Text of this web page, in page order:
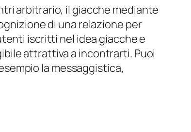
arbitrario, il giacche mediante
di una relazione per
iscritti nel idea giacche e
attrattiva a incontrarti. Puoi
la messaggistica,